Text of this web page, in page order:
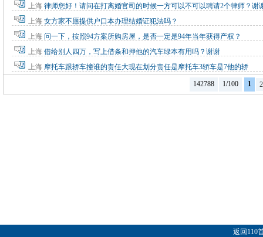
上海 律师您好！请问在打离婚官司的时候一方可以不可以聘请2个律师？谢
上海 女方家不愿提供户口本办理结婚证犯法吗？
上海 问一下，按照94方案所购房屋，是否一定是94年当年获得产权？
上海 借给别人四万，写上借条和押他的汽车绿本有用吗？谢谢
上海 摩托车跟轿车撞谁的责任大现在划分责任是摩托车3轿车是7他的轿
142788 1/100 1 2
返回110